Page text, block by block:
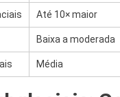
Até 10× maior
Baixa a moderada
Média